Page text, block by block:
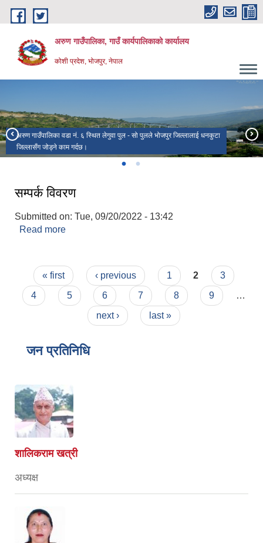
Skip to main content
अरुण गाउँपालिका, गाउँ कार्यपालिकाको कार्यालय
कोशी प्रदेश, भोजपुर, नेपाल
अरुण गाउँपालिका वडा नं. ६ स्थित लेगुवा पुल - सो पुलले भोजपुर जिल्लालाई धनकुटा
जिल्लासँग जोड्ने काम गर्दछ।
अरुण गाउँपालिका वडा नं. ५ स्थित श्री विश्वप्रेमी मा.वि.
सम्पर्क विवरण
Submitted on: Tue, 09/20/2022 - 13:42
Read more
Pages
« first ‹ previous 1 2
3
4
5 6 7 8 9
…
next ›
last »
जन प्रतिनिधि
शालिकराम खत्री
अध्यक्ष